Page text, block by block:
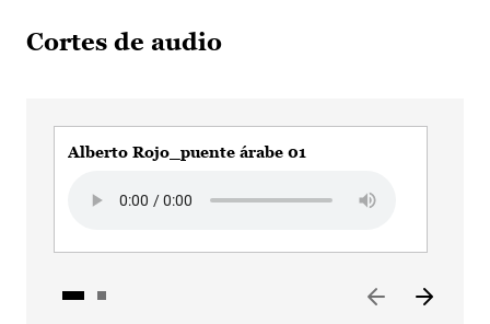
Cortes de audio
Alberto Rojo_puente árabe 01